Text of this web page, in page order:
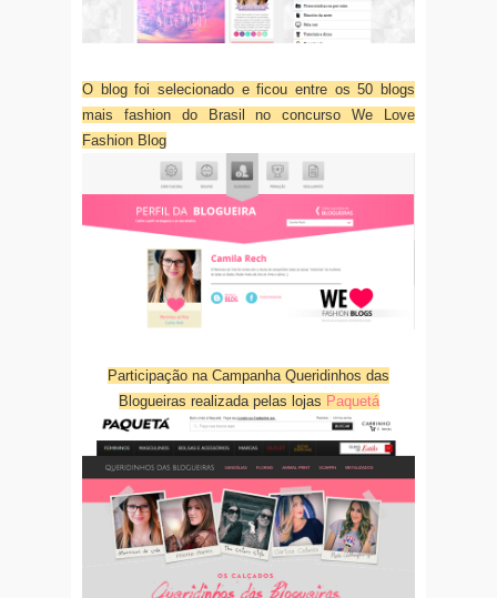
O blog foi selecionado e ficou entre os 50 blogs
mais fashion do Brasil no concurso We Love
Fashion Blog
Participação na Campanha Queridinhos das
Blogueiras realizada pelas lojas Paquetá